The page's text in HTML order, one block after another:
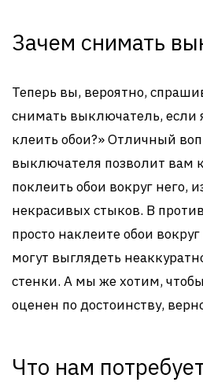
Зачем снимать
Теперь вы, вероятно,
снимать выключатель, если
клеить обои?» Отличный
выключателя позволит вам
поклеить обои вокруг него,
некрасивых стыков. В
просто наклеите обои
могут выглядеть
стенки. А мы же хотим,
оценен по достоинству,
Что нам